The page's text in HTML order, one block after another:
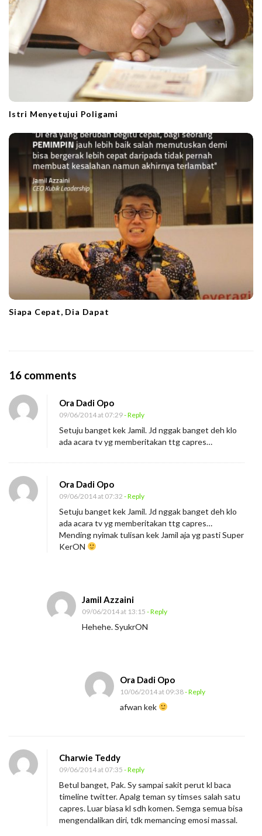
Istri Menyetujui Poligami
Siapa Cepat, Dia Dapat
16 comments
S
r
N
a
s
i
o
Ora Dadi Opo
09/06/2014 at 07:29- Reply
Setuju banget kek Jamil. Jd nggak banget deh klo
ada acara tv yg memberitakan ttg capres…
Ora Dadi Opo
09/06/2014 at 07:32 - Reply
Setuju banget kek Jamil. Jd nggak banget deh klo
ada acara tv yg memberitakan ttg capres…
Mending nyimak tulisan kek Jamil aja yg pasti Super
KerON
Jamil Azzaini
09/06/2014 at 13:15 - Reply
Hehehe. SyukrON
Ora Dadi Opo
10/06/2014 at 09:38- Reply
afwan kek
Charwie Teddy
09/06/2014 at 07:35 - Reply
Betul banget, Pak. Sy sampai sakit perut kl baca
timeline twitter. Apalg teman sy timses salah satu
capres. Luar biasa kl sdh komen. Semga semua bisa
mengendalikan diri, tdk memancing emosi massal.